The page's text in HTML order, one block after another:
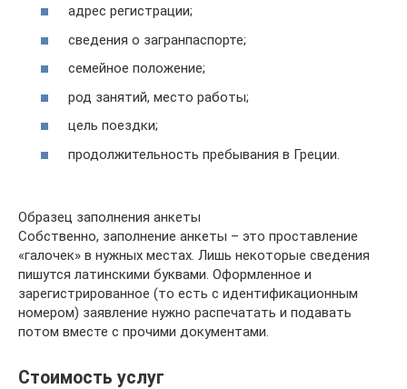
адрес регистрации;
сведения о загранпаспорте;
семейное положение;
род занятий, место работы;
цель поездки;
продолжительность пребывания в Греции.
Образец заполнения анкеты
Собственно, заполнение анкеты – это проставление
«галочек» в нужных местах. Лишь некоторые сведения
пишутся латинскими буквами. Оформленное и
зарегистрированное (то есть с идентификационным
номером) заявление нужно распечатать и подавать
потом вместе с прочими документами.
Стоимость услуг